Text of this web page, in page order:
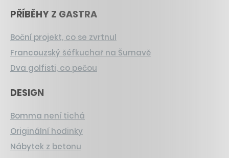
PŘÍBĚHY Z GASTRA
Boční projekt, co se zvrtnul
Francouzský šéfkuchař na Šumavě
Dva golfisti, co pečou
DESIGN
Bomma není tichá
Originální hodinky
Nábytek z betonu